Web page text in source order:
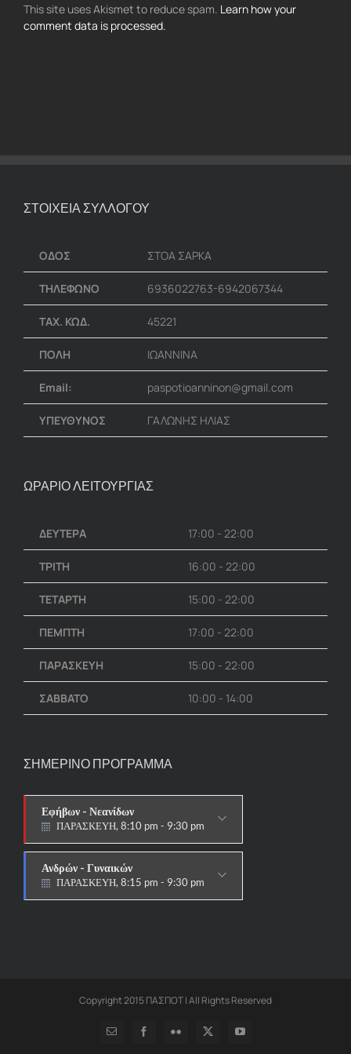
This site uses Akismet to reduce spam. Learn how your
comment data is processed.
ΣΤΟΙΧΕΙΑ ΣΥΛΛΟΓΟΥ
ΟΔΟΣ ΣΤΟΑ ΣΑΡΚΑ
ΤΗΛΕΦΩΝΟ 6936022763-6942067344
ΤΑΧ. ΚΩΔ. 45221
ΠΟΛΗ ΙΩΑΝΝΙΝΑ
Email: paspotioanninon@gmail.com
ΥΠΕΥΘΥΝΟΣ ΓΑΛΩΝΗΣ ΗΛΙΑΣ
ΩΡΑΡΙΟ ΛΕΙΤΟΥΡΓΙΑΣ
ΔΕΥΤΕΡΑ 17:00 - 22:00
ΤΡΙΤΗ 16:00 - 22:00
ΤΕΤΑΡΤΗ 15:00 - 22:00
ΠΕΜΠΤΗ 17:00 - 22:00
ΠΑΡΑΣΚΕΥΗ 15:00 - 22:00
ΣΑΒΒΑΤΟ 10:00 - 14:00
ΣΗΜΕΡΙΝΟ ΠΡΟΓΡΑΜΜΑ
Εφήβων - Νεανίδων
ΠΑΡΑΣΚΕΥΗ, 8:10 pm - 9:30 pm
Ανδρών - Γυναικών
ΠΑΡΑΣΚΕΥΗ, 8:15 pm - 9:30 pm
Copyright 2015 ΠΑΣΠΟΤ | All Rights Reserved
Email FacebookFlickr X YouTube